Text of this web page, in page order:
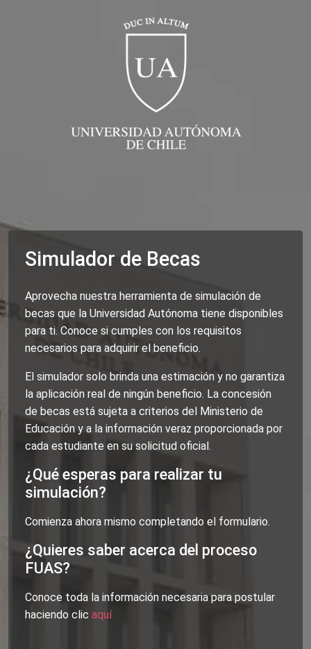
Simulador de Becas
Aprovecha nuestra herramienta de simulación de
becas que la Universidad Autónoma tiene disponibles
para ti. Conoce si cumples con los requisitos
necesarios para adquirir el beneficio.
El simulador solo brinda una estimación y no garantiza
la aplicación real de ningún beneficio. La concesión
de becas está sujeta a criterios del Ministerio de
Educación y a la información veraz proporcionada por
cada estudiante en su solicitud oficial.
¿Qué esperas para realizar tu
simulación?
Comienza ahora mismo completando el formulario.
¿Quieres saber acerca del proceso
FUAS?
Conoce toda la información necesaria para postular
haciendo clic aquí